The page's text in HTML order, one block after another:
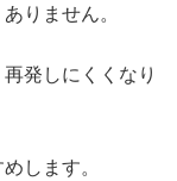
りません。
発しにくくなり
します。